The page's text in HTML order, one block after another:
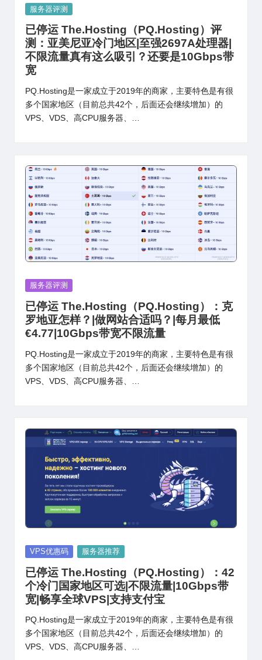
Posted
服务器评测
已停运 The.Hosting（PQ.Hosting）评
测：亚美尼亚冷门地区|至强2697A处理器|
不限流量真有这么吸引？还要是10Gbps带
宽
PQ.Hosting是一家成立于2019年的商家，主要特色是有很
多个国家地区（目前总共42个，后面还会继续增加）的
VPS、VDS、高CPU服务器、…
Posted
服务器评测
已停运 The.Hosting（PQ.Hosting）：克
罗地亚怎样？|做网站合适吗？|每月最低
€4.77|10Gbps带宽不限流量
PQ.Hosting是一家成立于2019年的商家，主要特色是有很
多个国家地区（目前总共42个，后面还会继续增加）的
VPS、VDS、高CPU服务器、…
Posted
VPS优惠码 服务器推荐
已停运 The.Hosting（PQ.Hosting）：42
个冷门国家地区可选|不限流量|10Gbps带
宽|畅享全球VPS|支持支付宝
PQ.Hosting是一家成立于2019年的商家，主要特色是有很
多个国家地区（目前总共42个，后面还会继续增加）的
VPS、VDS、高CPU服务器、…